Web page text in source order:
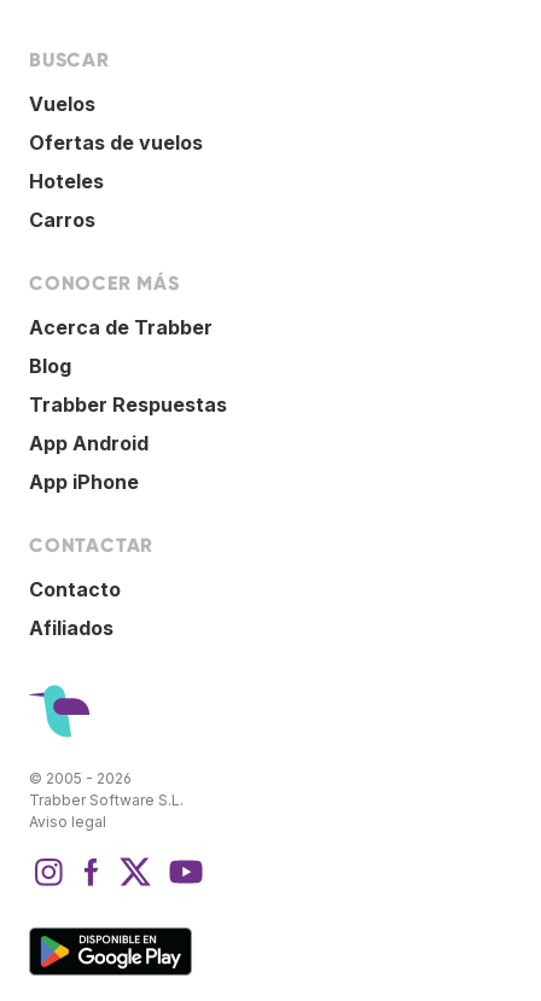
BUSCAR
Vuelos
Ofertas de vuelos
Hoteles
Carros
CONOCER MÁS
Acerca de Trabber
Blog
Trabber Respuestas
App Android
App iPhone
CONTACTAR
Contacto
Afiliados
© 2005 - 2026
Trabber Software S.L.
Aviso legal